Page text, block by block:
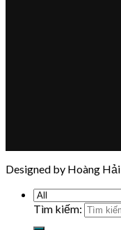
Designed by Hoàng Hải
Tìm kiếm: